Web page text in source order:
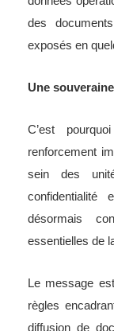
des
exposés en
Une
C’est
renforcement
sein des
confidentialité
désormais
essentielles de
Le message
règles
diffusion de